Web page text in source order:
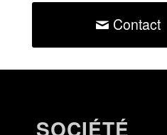
Contact
SOCIÉTÉ